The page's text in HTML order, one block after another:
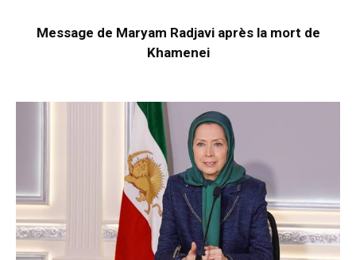
Message de Maryam Radjavi après la mort de
Khamenei